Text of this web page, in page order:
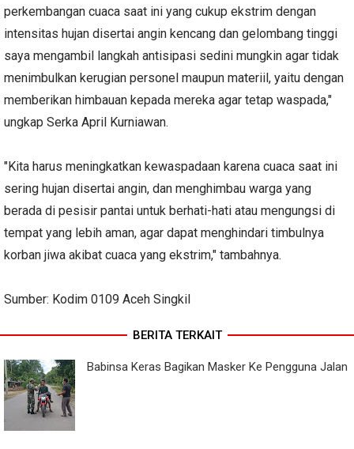
perkembangan cuaca saat ini yang cukup ekstrim dengan
intensitas hujan disertai angin kencang dan gelombang tinggi
saya mengambil langkah antisipasi sedini mungkin agar tidak
menimbulkan kerugian personel maupun materiil, yaitu dengan
memberikan himbauan kepada mereka agar tetap waspada,"
ungkap Serka April Kurniawan.
"Kita harus meningkatkan kewaspadaan karena cuaca saat ini
sering hujan disertai angin, dan menghimbau warga yang
berada di pesisir pantai untuk berhati-hati atau mengungsi di
tempat yang lebih aman, agar dapat menghindari timbulnya
korban jiwa akibat cuaca yang ekstrim," tambahnya.
Sumber: Kodim 0109 Aceh Singkil
BERITA TERKAIT
Babinsa Keras Bagikan Masker Ke Pengguna Jalan